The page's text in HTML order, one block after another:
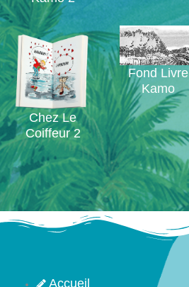
Fond Livre
Kamo
Chez Le
Coiffeur 2
Accueil